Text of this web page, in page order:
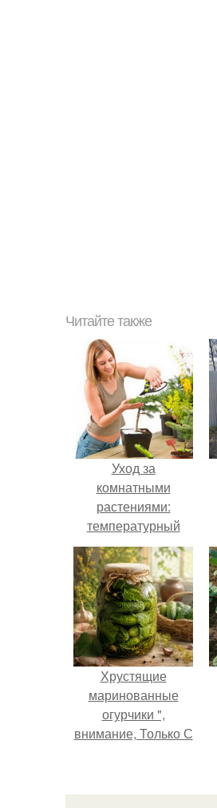
Читайте также
Уход за
комнатными
растениями:
температурный
режим
Хрустящие
маринованные
огурчики ",
внимание, Только С